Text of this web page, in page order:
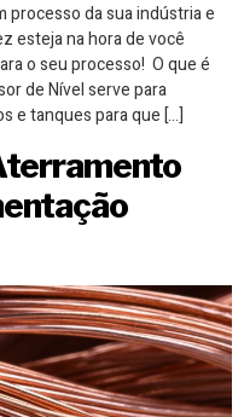
processo da sua indústria e
esteja na hora de você
o seu processo! O que é
de Nível serve para
e tanques para que […]